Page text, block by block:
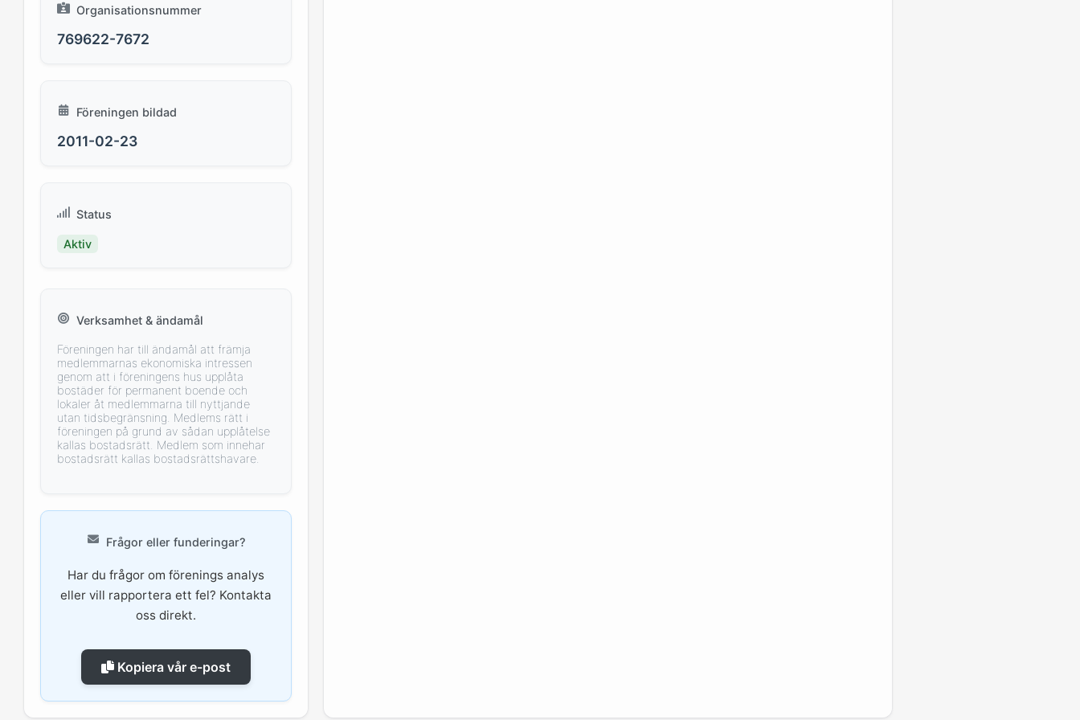
Organisationsnummer
769622-7672
Föreningen bildad
2011-02-23
Status
Aktiv
Verksamhet & ändamål
Föreningen har till ändamål att främja
medlemmarnas ekonomiska intressen
genom att i föreningens hus upplåta
bostäder för permanent boende och
lokaler åt medlemmarna till nyttjande
utan tidsbegränsning. Medlems rätt i
föreningen på grund av sådan upplåtelse
kallas bostadsrätt. Medlem som innehar
bostadsrätt kallas bostadsrättshavare.
Frågor eller funderingar?
Har du frågor om förenings analys
eller vill rapportera ett fel? Kontakta
oss direkt.
Kopiera vår e-post